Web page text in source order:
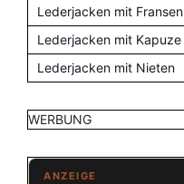
Lederjacken mit Fransen
Lederjacken mit Kapuze
Lederjacken mit Nieten
WERBUNG
ANZEIGE